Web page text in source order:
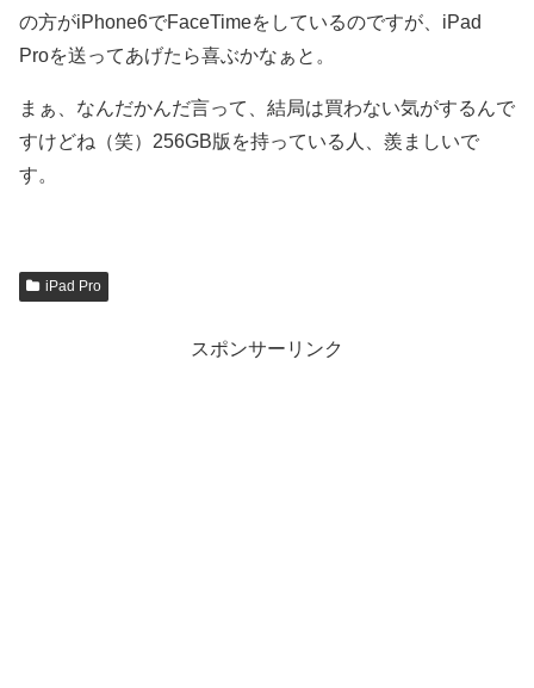
の方がiPhone6でFaceTimeをしているのですが、iPad
Proを送ってあげたら喜ぶかなぁと。
まぁ、なんだかんだ言って、結局は買わない気がするんで
すけどね（笑）256GB版を持っている人、羨ましいで
す。
iPad Pro
スポンサーリンク